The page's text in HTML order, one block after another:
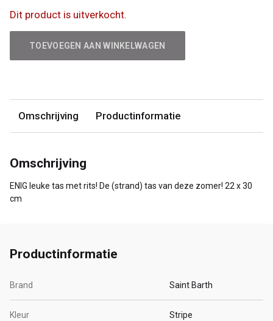
Dit product is uitverkocht.
TOEVOEGEN AAN WINKELWAGEN
Omschrijving Productinformatie
Omschrijving
ENIG leuke tas met rits! De (strand) tas van deze zomer! 22 x 30
cm
Productinformatie
Brand Saint Barth
Kleur Stripe